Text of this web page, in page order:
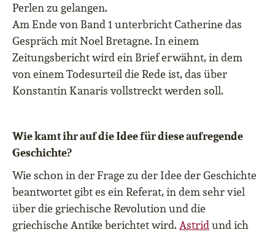
Perlen zu gelangen.
Am Ende von Band 1 unterbricht Catherine das
Gespräch mit Noel Bretagne. In einem
Zeitungsbericht wird ein Brief erwähnt, in dem
von einem Todesurteil die Rede ist, das über
Konstantin Kanaris vollstreckt werden soll.
Wie kamt ihr auf die Idee für diese aufregende
Geschichte?
Wie schon in der Frage zu der Idee der Geschichte
beantwortet gibt es ein Referat, in dem sehr viel
über die griechische Revolution und die
griechische Antike berichtet wird. Astridund ich